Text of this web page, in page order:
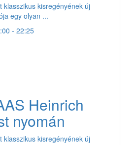
klasszikus kisregényének új
egy olyan ...
- 22:25
Heinrich
nyomán
klasszikus kisregényének új